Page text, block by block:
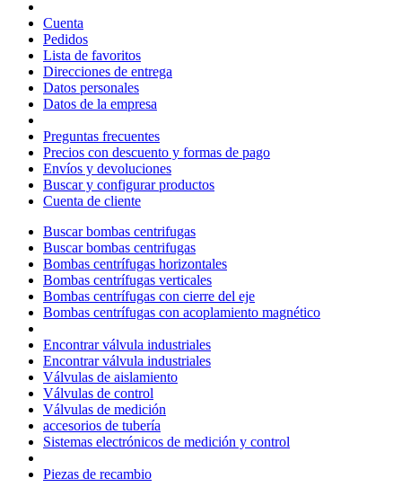
Cuenta
Pedidos
Lista de favoritos
Direcciones de entrega
Datos personales
Datos de la empresa
Preguntas frecuentes
Precios con descuento y formas de pago
Envíos y devoluciones
Buscar y configurar productos
Cuenta de cliente
Buscar bombas centrifugas
Buscar bombas centrifugas
Bombas centrífugas horizontales
Bombas centrífugas verticales
Bombas centrífugas con cierre del eje
Bombas centrífugas con acoplamiento magnético
Encontrar válvula industriales
Encontrar válvula industriales
Válvulas de aislamiento
Válvulas de control
Válvulas de medición
accesorios de tubería
Sistemas electrónicos de medición y control
Piezas de recambio